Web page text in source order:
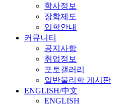
학사정보
장학제도
입학안내
커뮤니티
공지사항
취업정보
포토갤러리
일반물리학 게시판
ENGLISH/中文
ENGLISH